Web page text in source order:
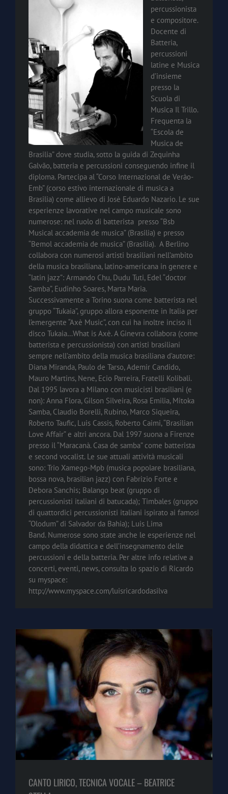
percussionista
e compositore.
Docente di
Batteria,
percussioni
latine e Musica
d’insieme
presso la
Scuola di
Musica Il Trillo.
Frequenta la
“Escola de
Musica de
Brasilia” dove studia, sotto la guida di Zequinha
Galvão, batteria e percussioni conseguendo infine il
diploma. Partecipa al “Corso Internazional de Verào-
Emb” (corso estivo internazionale di musica a
Brasilia) come allievo di Josè Eduardo Nazario. Le sue
esperienze lavorative nel campo musicale sono
numerose: nel ruolo di batterista presso “Bsb
Musical accademia de musica” (Brasilia) e presso
“Bemol accademia de musica” (Brasilia). A Berlino
collabora con numerosi artisti brasiliani nell’ambito
della musica brasiliana, latino-americana in genere e
“latin jazz”: Armando Chu, Dudu Tuti, Edel “doctor
Samba”, Eudinho Soares, Marta Maria.
Successivamente a Torino suona come batterista nel
gruppo “Tukaia”, gruppo allora esponente in Italia per
l’emergente “Axè Music”, con cui ha inoltre inciso il
disco Tukaia…What is Axè. A Ginevra collabora (come
batterista e percussionista) con artisti brasiliani
sempre nell’ambito della musica brasiliana d’autore:
Diana Miranda, Paulo de Tarso, Ademir Candido,
Mauro Martins, Nene, Ecio Parreira, Fratelli Kolibali.
Dal 1995 lavora a Milano con musicisti brasiliani (e
non): Anna Flora, Gilson Silveira, Rosa Emilia, Mitoka
Samba, Claudio Borelli, Rubino, Marco Siqueira,
Roberto Taufic, Luis Cassis, Roberto Caimi, “Brasilian
Love Affair” e altri ancora. Dal 1997 suona a Firenze
presso il “Maracanà. Casa de samba” come batterista
e second vocalist. Le sue attuali attività musicali
sono: Trio Xamego-Mpb (musica popolare brasiliana,
bossa nova, brasilian jazz) con Fabrizio Forte e
Debora Sanchis; Balango beat (gruppo di
percussionisti italiani di batucada); Timbales (gruppo
di quattordici percussionisti italiani ispirato ai famosi
“Olodum” di Salvador da Bahia); Luis Lima
Band. Numerose sono state anche le esperienze nel
campo della didattica e dell’insegnamento delle
percussioni e della batteria. Per altre info relative a
concerti, eventi, news, consulta lo spazio di Ricardo
su myspace:
http://www.myspace.com/luisricardodasilva
CANTO LIRICO, TECNICA VOCALE – BEATRICE